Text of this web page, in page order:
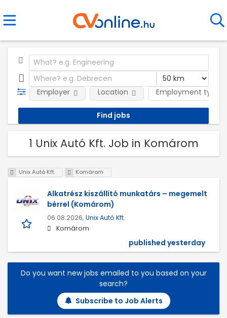
Employment type
Employer Location
1 Unix Autó Kft. Job in Komárom
Unix Autó Kft. Komárom
Alkatrész kiszállító munkatárs – megemelt
bérrel (Komárom)
06.08.2026, Unix Autó Kft.
Komárom
published yesterday
Do you want new jobs emailed to you based on your
search?
Subscribe to Job Alerts